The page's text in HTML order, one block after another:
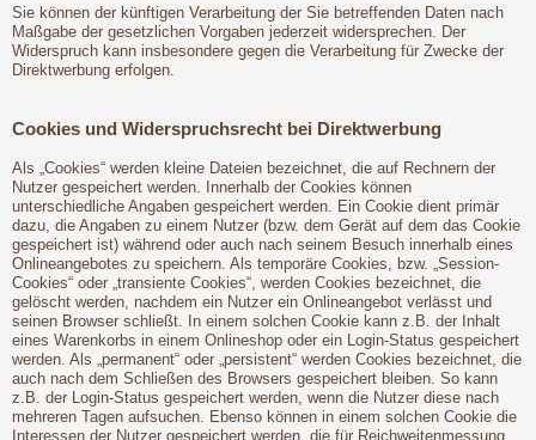
Sie können der künftigen Verarbeitung der Sie betreffenden Daten nach
Maßgabe der gesetzlichen Vorgaben jederzeit widersprechen. Der
Widerspruch kann insbesondere gegen die Verarbeitung für Zwecke der
Direktwerbung erfolgen.
Cookies und Widerspruchsrecht bei Direktwerbung
Als „Cookies“ werden kleine Dateien bezeichnet, die auf Rechnern der
Nutzer gespeichert werden. Innerhalb der Cookies können
unterschiedliche Angaben gespeichert werden. Ein Cookie dient primär
dazu, die Angaben zu einem Nutzer (bzw. dem Gerät auf dem das Cookie
gespeichert ist) während oder auch nach seinem Besuch innerhalb eines
Onlineangebotes zu speichern. Als temporäre Cookies, bzw. „Session-
Cookies“ oder „transiente Cookies“, werden Cookies bezeichnet, die
gelöscht werden, nachdem ein Nutzer ein Onlineangebot verlässt und
seinen Browser schließt. In einem solchen Cookie kann z.B. der Inhalt
eines Warenkorbs in einem Onlineshop oder ein Login-Status gespeichert
werden. Als „permanent“ oder „persistent“ werden Cookies bezeichnet, die
auch nach dem Schließen des Browsers gespeichert bleiben. So kann
z.B. der Login-Status gespeichert werden, wenn die Nutzer diese nach
mehreren Tagen aufsuchen. Ebenso können in einem solchen Cookie die
Interessen der Nutzer gespeichert werden, die für Reichweitenmessung